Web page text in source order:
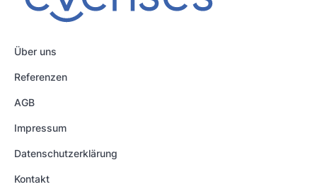
Über uns
Referenzen
AGB
Impressum
Datenschutzerklärung
Kontakt